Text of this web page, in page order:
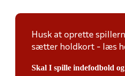
Husk at oprette
sætter holdkort - læs
Skal I spille indefodbold